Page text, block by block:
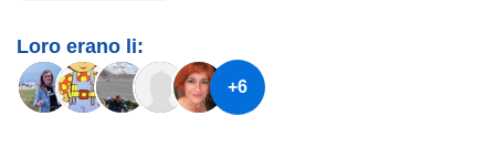
Loro erano li:
+6